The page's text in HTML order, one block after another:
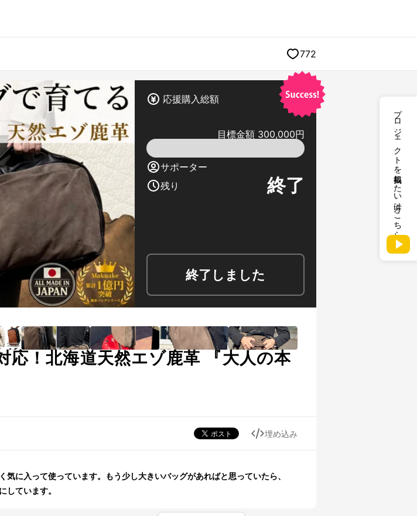
プロジェクトを掲載したい方はこちら
772
応援購入総額
目標金額 300,000円
サポーター
残り
終了
終了しました
応！北海道天然エゾ鹿革 『大人の本
埋め込み
に入って使っています。もう少し大きいバッグがあればと思っていたら、
しています。